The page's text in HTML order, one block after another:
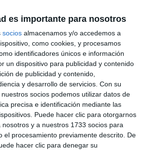
es importante para nosotros
socios almacenamos y/o accedemos a
como cookies, y procesamos
identificadores únicos e información
un dispositivo para publicidad y contenido
de publicidad y contenido,
y desarrollo de servicios. Con su
socios podemos utilizar datos de
precisa e identificación mediante las
Puede hacer clic para otorgarnos
y a nuestros 1733 socios para
el procesamiento previamente descrito. De
hacer clic para denegar su